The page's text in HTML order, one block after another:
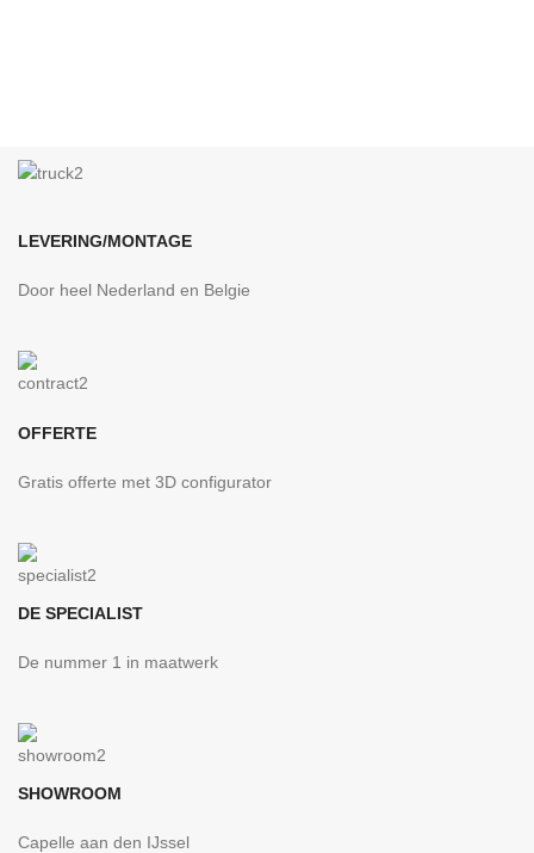
LEVERING/MONTAGE
Door heel Nederland en Belgie
OFFERTE
Gratis offerte met 3D configurator
DE SPECIALIST
De nummer 1 in maatwerk
SHOWROOM
Capelle aan den IJssel